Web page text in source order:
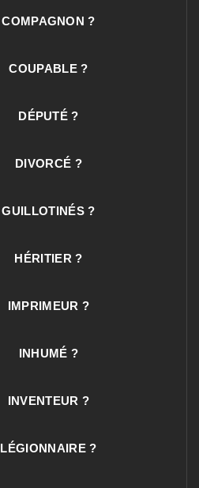
COMPAGNON ?
COUPABLE ?
DÉPUTÉ ?
DIVORCÉ ?
GUILLOTINÉS ?
HÉRITIER ?
IMPRIMEUR ?
INHUMÉ ?
INVENTEUR ?
LÉGIONNAIRE ?